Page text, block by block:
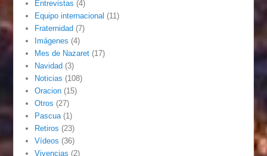
Entrevistas (4)
Equipo internacional (11)
Fraternidad (7)
Imágenes (4)
Mes de Nazaret (17)
Navidad (3)
Noticias (108)
Oracion (15)
Otros (27)
Pascua (1)
Retiros (23)
Vídeos (36)
Vivencias (2)